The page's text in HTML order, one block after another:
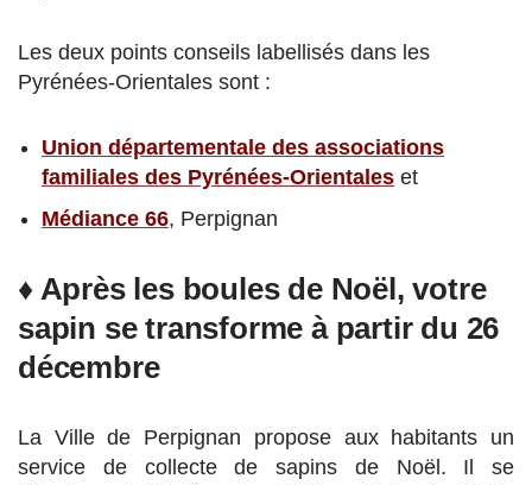
Les deux points conseils labellisés dans les
Pyrénées-Orientales sont :
Union départementale des associations
familiales des Pyrénées-Orientales et
Médiance 66, Perpignan
♦ Après les boules de Noël, votre
sapin se transforme à partir du 26
décembre
La Ville de Perpignan propose aux habitants un
service de collecte de sapins de Noël. Il se